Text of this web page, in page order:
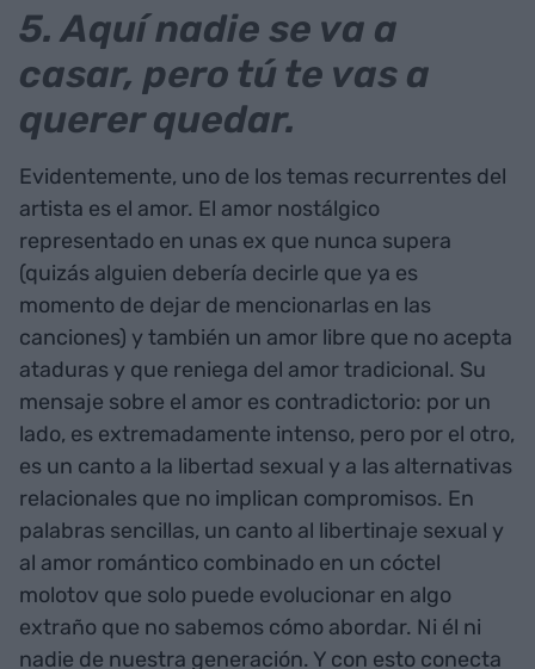
5. Aquí nadie se va a
casar, pero tú te vas a
querer quedar.
Evidentemente, uno de los temas recurrentes del
artista es el amor. El amor nostálgico
representado en unas ex que nunca supera
(quizás alguien debería decirle que ya es
momento de dejar de mencionarlas en las
canciones) y también un amor libre que no acepta
ataduras y que reniega del amor tradicional. Su
mensaje sobre el amor es contradictorio: por un
lado, es extremadamente intenso, pero por el otro,
es un canto a la libertad sexual y a las alternativas
relacionales que no implican compromisos. En
palabras sencillas, un canto al libertinaje sexual y
al amor romántico combinado en un cóctel
molotov que solo puede evolucionar en algo
extraño que no sabemos cómo abordar. Ni él ni
nadie de nuestra generación. Y con esto conecta